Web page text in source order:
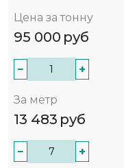
Цена за тонну
95 000 руб
− +
За метр
13 483 руб
− +